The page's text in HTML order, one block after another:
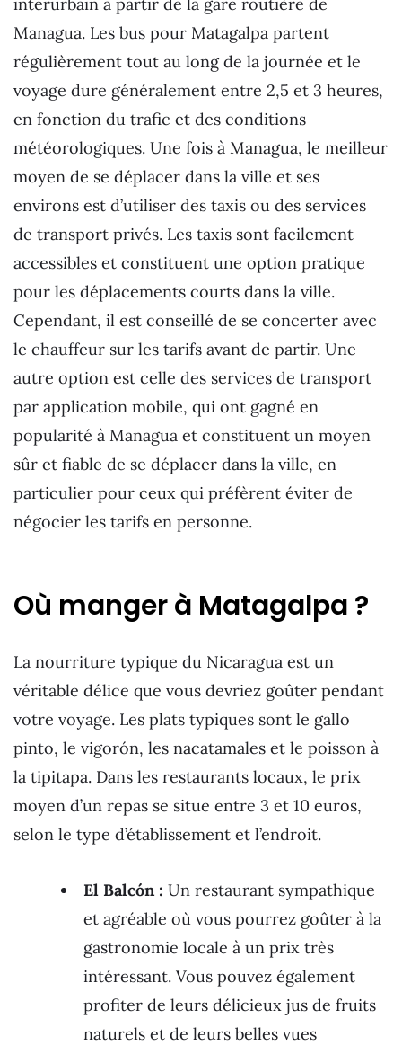
Managua. Les bus pour Matagalpa partent
régulièrement tout au long de la journée et le
voyage dure généralement entre 2,5 et 3 heures,
en fonction du trafic et des conditions
météorologiques. Une fois à Managua, le meilleur
moyen de se déplacer dans la ville et ses
environs est d’utiliser des taxis ou des services
de transport privés. Les taxis sont facilement
accessibles et constituent une option pratique
pour les déplacements courts dans la ville.
Cependant, il est conseillé de se concerter avec
le chauffeur sur les tarifs avant de partir. Une
autre option est celle des services de transport
par application mobile, qui ont gagné en
popularité à Managua et constituent un moyen
sûr et fiable de se déplacer dans la ville, en
particulier pour ceux qui préfèrent éviter de
négocier les tarifs en personne.
Où manger à Matagalpa ?
La nourriture typique du Nicaragua est un
véritable délice que vous devriez goûter pendant
votre voyage. Les plats typiques sont le gallo
pinto, le vigorón, les nacatamales et le poisson à
la tipitapa. Dans les restaurants locaux, le prix
moyen d’un repas se situe entre 3 et 10 euros,
selon le type d’établissement et l’endroit.
El Balcón : Un restaurant sympathique
et agréable où vous pourrez goûter à la
gastronomie locale à un prix très
intéressant. Vous pouvez également
profiter de leurs délicieux jus de fruits
naturels et de leurs belles vues